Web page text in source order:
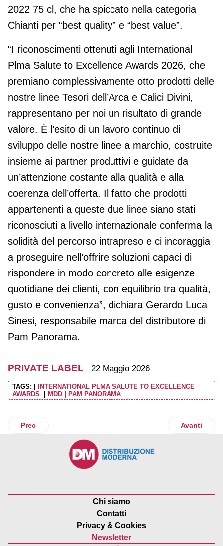
2022 75 cl, che ha spiccato nella categoria
Chianti per “best quality” e “best value”.
“I riconoscimenti ottenuti agli International
Plma Salute to Excellence Awards 2026, che
premiano complessivamente otto prodotti delle
nostre linee Tesori dell’Arca e Calici Divini,
rappresentano per noi un risultato di grande
valore. È l’esito di un lavoro continuo di
sviluppo delle nostre linee a marchio, costruite
insieme ai partner produttivi e guidate da
un’attenzione costante alla qualità e alla
coerenza dell’offerta. Il fatto che prodotti
appartenenti a queste due linee siano stati
riconosciuti a livello internazionale conferma la
solidità del percorso intrapreso e ci incoraggia
a proseguire nell’offrire soluzioni capaci di
rispondere in modo concreto alle esigenze
quotidiane dei clienti, con equilibrio tra qualità,
gusto e convenienza”, dichiara Gerardo Luca
Sinesi, responsabile marca del distributore di
Pam Panorama.
PRIVATE LABEL 22 Maggio 2026
TAGS:
INTERNATIONAL PLMA SALUTE TO EXCELLENCE
AWARDS
MDD PAM PANORAMA
Articolo precedente: Al Plma 2026 in scena le innovazioni
Prec Articolo
Avanti
Chi siamo
Contatti
Privacy & Cookies
Newsletter